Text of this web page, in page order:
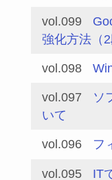
vol.099
強化方法（2
vol.098
vol.097
ソ
いて
vol.096 フ
vol.095 IT